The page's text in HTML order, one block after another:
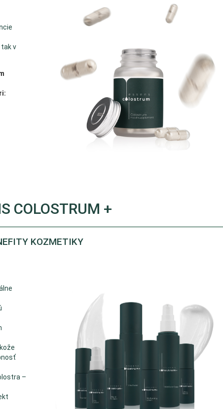
v
COLOSTRUM +
KOZMETIKY
–